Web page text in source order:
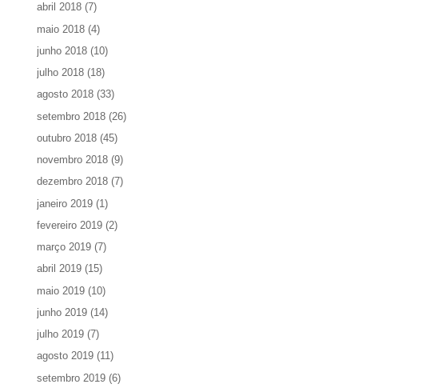
abril 2018 (7)
maio 2018 (4)
junho 2018 (10)
julho 2018 (18)
agosto 2018 (33)
setembro 2018 (26)
outubro 2018 (45)
novembro 2018 (9)
dezembro 2018 (7)
janeiro 2019 (1)
fevereiro 2019 (2)
março 2019 (7)
abril 2019 (15)
maio 2019 (10)
junho 2019 (14)
julho 2019 (7)
agosto 2019 (11)
setembro 2019 (6)